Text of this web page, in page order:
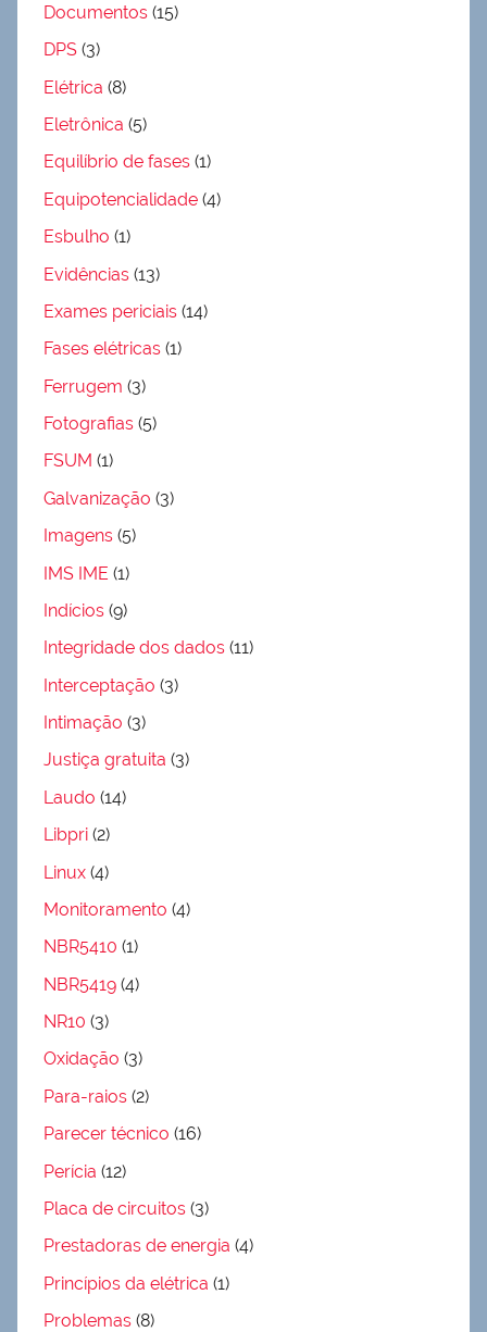
Documentos (15)
DPS (3)
Elétrica (8)
Eletrônica (5)
Equilíbrio de fases (1)
Equipotencialidade (4)
Esbulho (1)
Evidências (13)
Exames periciais (14)
Fases elétricas (1)
Ferrugem (3)
Fotografias (5)
FSUM (1)
Galvanização (3)
Imagens (5)
IMS IME (1)
Indícios (9)
Integridade dos dados (11)
Interceptação (3)
Intimação (3)
Justiça gratuita (3)
Laudo (14)
Libpri (2)
Linux (4)
Monitoramento (4)
NBR5410 (1)
NBR5419 (4)
NR10 (3)
Oxidação (3)
Para-raios (2)
Parecer técnico (16)
Perícia (12)
Placa de circuitos (3)
Prestadoras de energia (4)
Princípios da elétrica (1)
Problemas (8)